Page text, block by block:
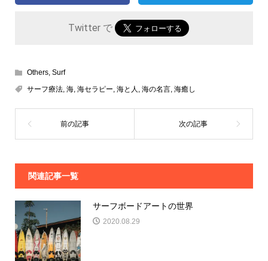
Twitter で
Others, Surf
サーフ療法, 海, 海セラピー 海と人 海の名言, 海癒し
関連記事一覧
サーフボードアートの世界
2020.08.29